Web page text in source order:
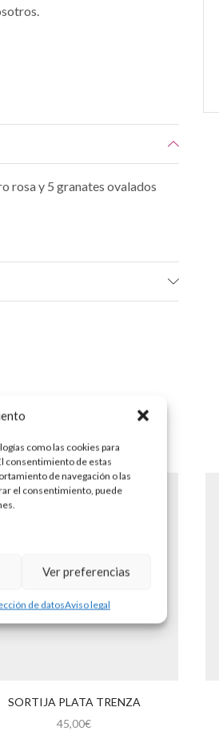
como las cookies para
consentimiento de estas
de navegación o las
el consentimiento, puede
Ver preferencias
de datosAviso legal
rosa y 5 granates ovalados
SORTIJA PLATA TRENZA
45,00€